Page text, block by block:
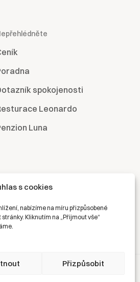
s cookies
nabízíme na míru přizpůsobené
Kliknutím na „Přijmout vše“
Přizpůsobit
spokojenosti
Leonardo
Luna